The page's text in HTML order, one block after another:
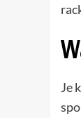
Je